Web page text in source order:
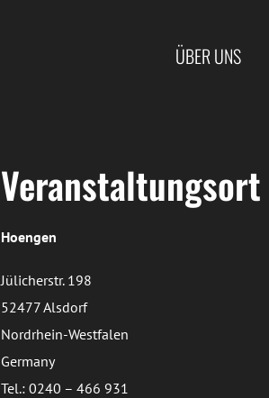
ÜBER UNS
Veranstaltungsort
Hoengen
Jülicherstr. 198
52477 Alsdorf
Nordrhein-Westfalen
Germany
Tel.: 0240 – 466 931